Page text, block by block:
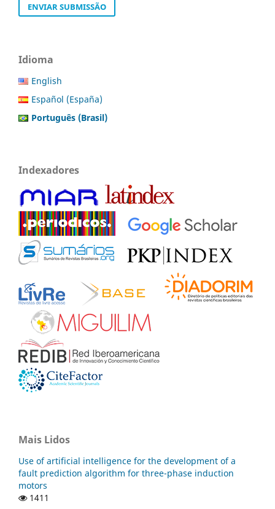
ENVIAR SUBMISSÃO
Idioma
English
Español (España)
Português (Brasil)
Indexadores
Mais Lidos
Use of artificial intelligence for the development of a
fault prediction algorithm for three-phase induction
motors
1411